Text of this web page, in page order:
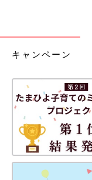
士
共働き家庭の増加な
らどんな声が届いて
せが多かったですが
しい、毎日使いたい
してほしい、など、
えていると感じて
●記事の内容は記事
あります。
キャンペーン